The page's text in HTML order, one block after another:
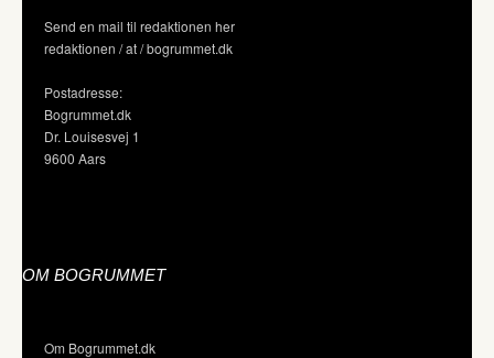
Send en mail til redaktionen her
redaktionen / at / bogrummet.dk
Postadresse:
Bogrummet.dk
Dr. Louisesvej 1
9600 Aars
OM BOGRUMMET
Om Bogrummet.dk